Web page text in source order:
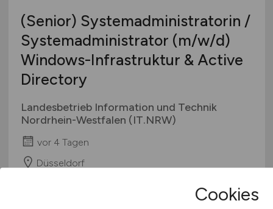
(Senior) Systemadministratorin /
Systemadministrator (m/w/d)
Windows-Infrastruktur & Active
Directory
Landesbetrieb Information und Technik
Nordrhein-Westfalen (IT.NRW)
vor 4 Tagen
Düsseldorf
Cookies